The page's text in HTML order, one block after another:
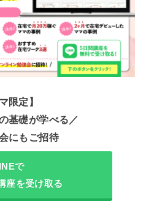
限定】
基礎が学べる／
にもご招待
で
座を受け取る